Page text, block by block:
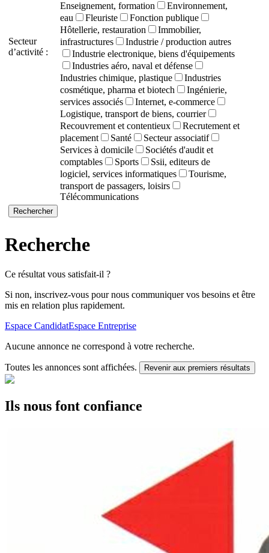
Secteur
d’activité :
Enseignement, formation
Environnement,
eau
Fleuriste
Fonction publique
Hôtellerie, restauration
Immobilier,
infrastructures
Industrie / production autres
Industrie electronique, biens d'équipements
Industries aéro, naval et défense
Industries chimique, plastique
Industries
cosmétique, pharma et biotech
Ingénierie,
services associés
Internet, e-commerce
Logistique, transport de biens, courrier
Recouvrement et contentieux
Recrutement et
placement
Santé
Secteur associatif
Services à domicile
Sociétés d'audit et
comptables
Sports
Ssii, editeurs de
logiciel, services informatiques
Tourisme,
transport de passagers, loisirs
Télécommunications
Recherche
Ce résultat vous satisfait-il ?
Si non, inscrivez-vous pour nous communiquer vos besoins et être
mis en relation plus rapidement.
Espace CandidatEspace Entreprise
Aucune annonce ne correspond à votre recherche.
Toutes les annonces sont affichées. Revenir aux premiers résultats
Ils nous font confiance